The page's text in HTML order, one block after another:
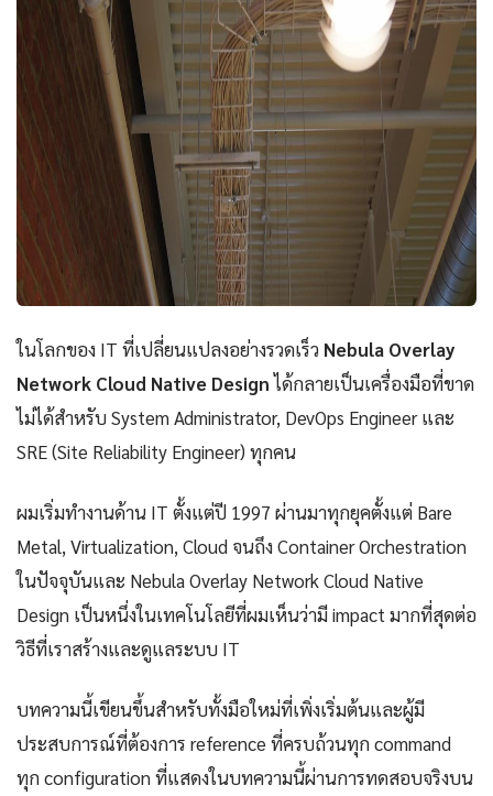
ในโลกของ IT ที่เปลี่ยนแปลงอย่างรวดเร็ว Nebula Overlay
Network Cloud Native Designได้กลายเป็นเครื่องมือที่ขาด
ไม่ได้สำหรับ System Administrator, DevOps Engineer และ
SRE (Site Reliability Engineer) ทุกคน
ผมเริ่มทำงานด้าน IT ตั้งแต่ปี 1997 ผ่านมาทุกยุคตั้งแต่ Bare
Metal, Virtualization, Cloud จนถึง Container Orchestration
ในปัจจุบันและ Nebula Overlay Network Cloud Native
Design เป็นหนึ่งในเทคโนโลยีที่ผมเห็นว่ามี impact มากที่สุดต่อ
วิธีที่เราสร้างและดูแลระบบ IT
บทความนี้เขียนขึ้นสำหรับทั้งมือใหม่ที่เพิ่งเริ่มต้นและผู้มี
ประสบการณ์ที่ต้องการ reference ที่ครบถ้วนทุก command
ทุก configuration ที่แสดงในบทความนี้ผ่านการทดสอบจริงบน